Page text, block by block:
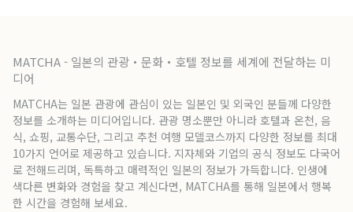
MATCHA - 일본의 관광・문화・호텔 정보를 세계에 전달하는 미
디어
MATCHA는 일본 관광에 관심이 있는 일본인 및 외국인 분들께 다양한
정보를 소개하는 미디어입니다. 관광 명소뿐만 아니라 호텔과 온천, 음
식, 쇼핑, 교통수단, 그리고 추천 여행 모델코스까지 다양한 정보를 최대
10가지 언어로 제공하고 있습니다. 지자체와 기업의 공식 정보도 다국어
로 전해드리며, 독특하고 매력적인 일본의 정보가 가득합니다. 인생에
색다른 변화와 경험을 찾고 계신다면, MATCHA를 통해 일본에서 행복
한 시간을 경험해 보세요.